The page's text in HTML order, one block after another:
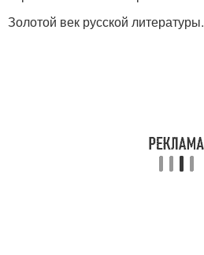
Золотой век русской литературы.